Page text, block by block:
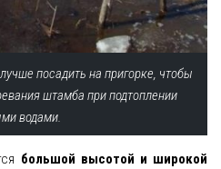
посадить на пригорке, чтобы
штамба при подтоплении
водами.
большой высотой и широкой